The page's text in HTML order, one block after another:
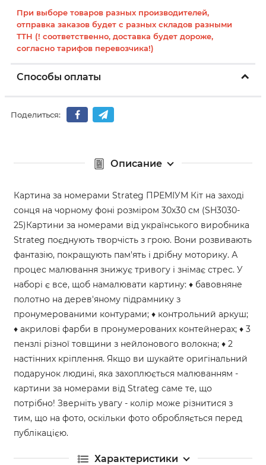
При выборе товаров разных производителей,
отправка заказов будет с разных складов разными
ТТН (! соответственно, доставка будет дороже,
согласно тарифов перевозчика!)
Способы оплаты
Поделиться:
Описание
Картина за номерами Strateg ПРЕМІУМ Кіт на заході
сонця на чорному фоні розміром 30х30 см (SH3030-
25)Картини за номерами від українського виробника
Strateg поєднують творчість з грою. Вони розвивають
фантазію, покращують пам'ять і дрібну моторику. А
процес малювання знижує тривогу і знімає стрес. У
наборі є все, щоб намалювати картину: ♦ бавовняне
полотно на дерев'яному підрамнику з
пронумерованими контурами; ♦ контрольний аркуш;
♦ акрилові фарби в пронумерованих контейнерах; ♦ 3
пензлі різної товщини з нейлонового волокна; ♦ 2
настінних кріплення. Якщо ви шукайте оригінальний
подарунок людині, яка захоплюється малюванням -
картини за номерами від Strateg саме те, що
потрібно! Зверніть увагу - колір може різнитися з
тим, що на фото, оскільки фото обробляється перед
публікацією.
Характеристики